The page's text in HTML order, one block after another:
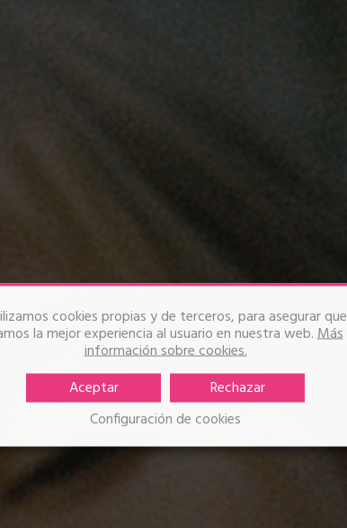
cookies propias y de terceros, para asegurar que
la mejor experiencia al usuario en nuestra web.Más
información sobre cookies.
Aceptar
Rechazar
Configuración de cookies